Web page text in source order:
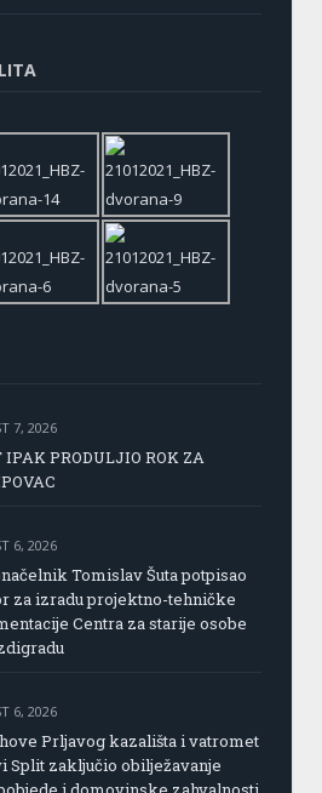
7, 2026
IPAK PRODULJIO ROK ZA
6, 2026
Tomislav Šuta potpisao
za izradu projektno-tehničke
Centra za starije osobe
6, 2026
Prljavog kazališta i vatromet
Split zaključio obilježavanje